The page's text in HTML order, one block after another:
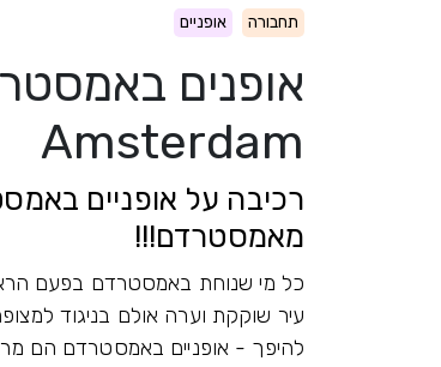
תחבורה אופניים
Amsterdam
מאמסטרדם!!!
כל מי שנוחת באמסטרדם בפעם
עיר שוקקת וערה אולם בניגוד
להיפך - אופניים באמסטרדם הם